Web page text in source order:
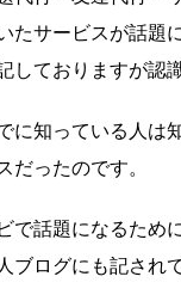
たサービスが話題
ておりますが認
に知っている人は
だったのです。
で話題になるため
ブログにも記され